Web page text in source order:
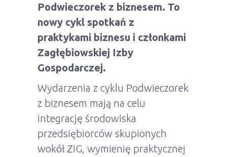
Podwieczorek z biznesem. To
nowy cykl spotkań z
praktykami biznesu i członkami
Zagłębiowskiej Izby
Gospodarczej.
Wydarzenia z cyklu Podwieczorek
z biznesem mają na celu
integrację środowiska
przedsiębiorców skupionych
wokół ZIG, wymienię praktycznej